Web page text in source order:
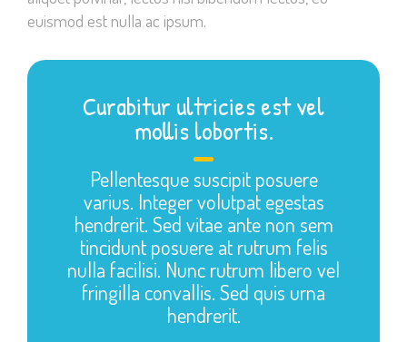
euismod est nulla ac ipsum.
Curabitur ultricies est vel
mollis lobortis.
Pellentesque suscipit posuere
varius. Integer volutpat egestas
hendrerit. Sed vitae ante non sem
tincidunt posuere at rutrum felis
nulla facilisi. Nunc rutrum libero vel
fringilla convallis. Sed quis urna
hendrerit.